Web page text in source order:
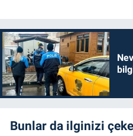
Bunlar da ilginizi